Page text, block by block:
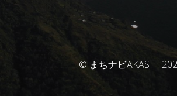
© まちナビAKASHI